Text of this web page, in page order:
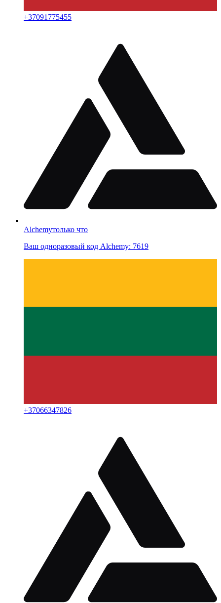
+37091775455
Alchemyтолько что
Ваш одноразовый код Alchemy: 7619
+37066347826